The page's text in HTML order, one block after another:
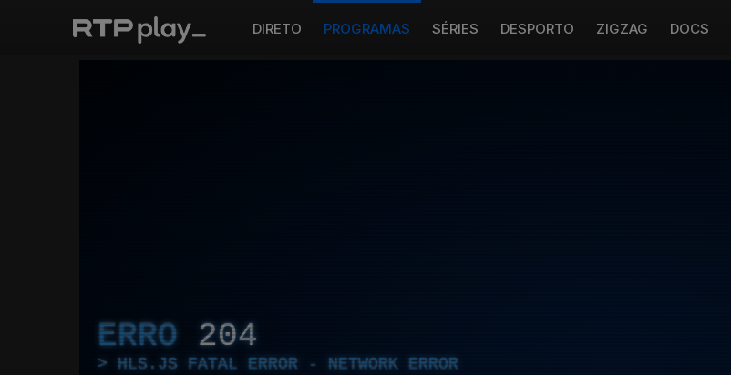
DIRETO PROGRAMAS SÉRIES DESPORTO ZIGZAG DOCS
ERRO 204
HLS.JS FATAL ERROR - NETWORK ERROR